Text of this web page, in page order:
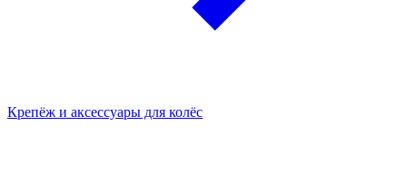
Крепёж и аксессуары для колёс